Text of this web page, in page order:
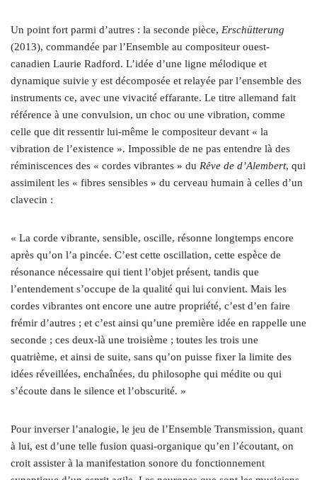
Un point fort parmi d’autres : la seconde pièce, Erschütterung
(2013), commandée par l’Ensemble au compositeur ouest-
canadien Laurie Radford. L’idée d’une ligne mélodique et
dynamique suivie y est décomposée et relayée par l’ensemble des
instruments ce, avec une vivacité effarante. Le titre allemand fait
référence à une convulsion, un choc ou une vibration, comme
celle que dit ressentir lui-même le compositeur devant « la
vibration de l’existence ». Impossible de ne pas entendre là des
réminiscences des « cordes vibrantes » du Rêve de d’Alembert, qui
assimilent les « fibres sensibles » du cerveau humain à celles d’un
clavecin :
« La corde vibrante, sensible, oscille, résonne longtemps encore
après qu’on l’a pincée. C’est cette oscillation, cette espèce de
résonance nécessaire qui tient l’objet présent, tandis que
l’entendement s’occupe de la qualité qui lui convient. Mais les
cordes vibrantes ont encore une autre propriété, c’est d’en faire
frémir d’autres ; et c’est ainsi qu’une première idée en rappelle une
seconde ; ces deux-là une troisième ; toutes les trois une
quatrième, et ainsi de suite, sans qu’on puisse fixer la limite des
idées réveillées, enchaînées, du philosophe qui médite ou qui
s’écoute dans le silence et l’obscurité. »
Pour inverser l’analogie, le jeu de l’Ensemble Transmission, quant
à lui, est d’une telle fusion quasi-organique qu’en l’écoutant, on
croit assister à la manifestation sonore du fonctionnement